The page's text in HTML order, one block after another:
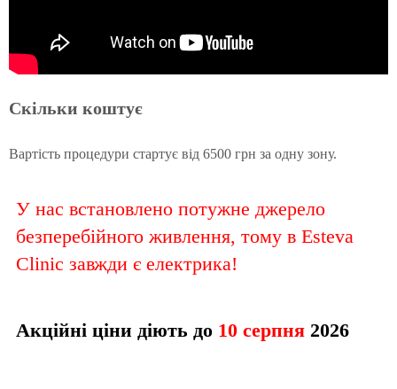
Скільки коштує
Вартість процедури стартує від 6500 грн за одну зону.
У нас встановлено потужне джерело
безперебійного живлення, тому в Esteva
Clinic завжди є електрика!
Акційні ціни діють до 10 серпня 2026